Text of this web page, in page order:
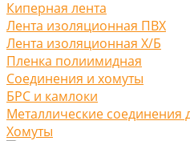
Киперная лента
Лента изоляционная ПВХ
Лента изоляционная Х/Б
Пленка полиимидная
Соединения и хомуты
БРС и камлоки
Металлические соединения
Хомуты